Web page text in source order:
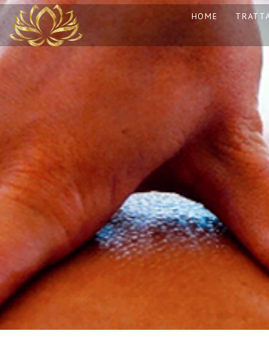
13
NOVEMBRE
2025
COS’È, COME
FUNZIONA E
PERCHÉ PUÒ
TRASFORMARE LA
TUA VITA
30
OTTOBRE
CORSO MASSAGGIO
HOME